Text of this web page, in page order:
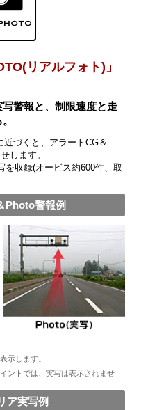
リアルフォト)」
警報と、制限速度と走
づくと、アラートCG＆
します。
を収録(オービス約600件、取
Photo警報例
示します。
ントでは、実写は表示されませ
ア実写例